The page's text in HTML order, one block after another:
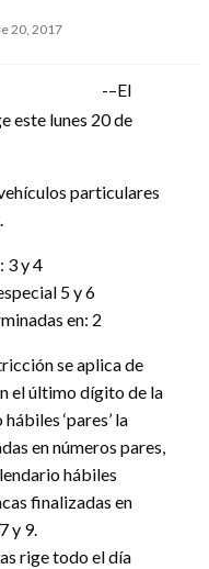
20, 2017
-–El
este lunes 20 de
particulares
3 y 4
5 y 6
en: 2
se aplica de
el último dígito de la
‘pares’ la
en números pares,
hábiles
finalizadas en
y 9.
rige todo el día